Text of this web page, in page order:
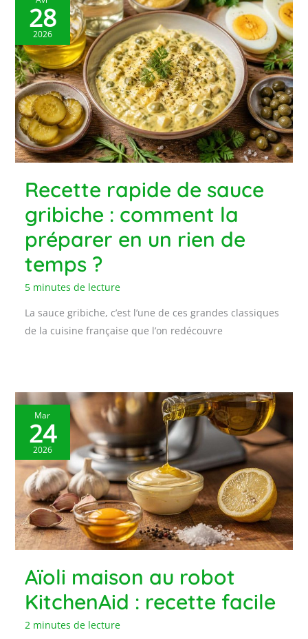
28
2026
Recette rapide de sauce
gribiche : comment la
préparer en un rien de
temps ?
5 minutes de lecture
La sauce gribiche, c’est l’une de ces grandes classiques
de la cuisine française que l’on redécouvre
Mar
24
2026
Aïoli maison au robot
KitchenAid : recette facile
2 minutes de lecture